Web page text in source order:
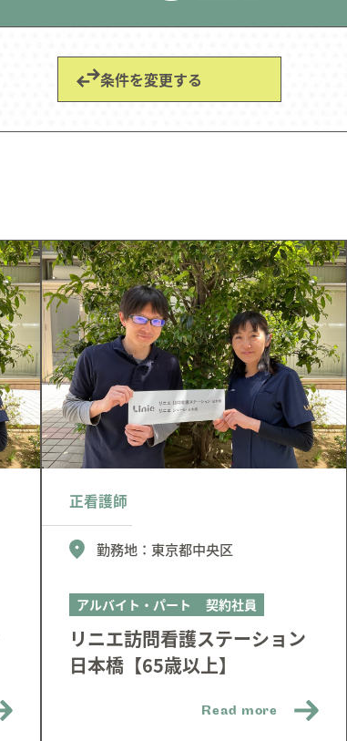
条件を変更する
正看護師
勤務地： 東京都中央区
アルバイト・パート 契約社員
リニエ訪問看護ステーション
日本橋【65歳以上】
Read more